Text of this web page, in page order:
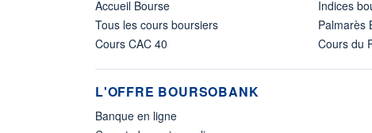
Accueil Bourse
Tous les cours boursiers
Cours CAC 40
Indices
Palmarès
Cours du
L'OFFRE BOURSOBANK
Banque en ligne